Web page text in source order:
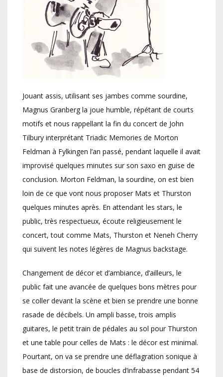
Jouant assis, utilisant ses jambes comme sourdine,
Magnus Granberg la joue humble, répétant de courts
motifs et nous rappellant la fin du concert de John
Tilbury interprétant Triadic Memories de Morton
Feldman à Fylkingen l’an passé, pendant laquelle il avait
improvisé quelques minutes sur son saxo en guise de
conclusion. Morton Feldman, la sourdine, on est bien
loin de ce que vont nous proposer Mats et Thurston
quelques minutes après. En attendant les stars, le
public, très respectueux, écoute religieusement le
concert, tout comme Mats, Thurston et Neneh Cherry
qui suivent les notes légères de Magnus backstage.
Changement de décor et d’ambiance, d’ailleurs, le
public fait une avancée de quelques bons mètres pour
se coller devant la scène et bien se prendre une bonne
rasade de décibels. Un ampli basse, trois amplis
guitares, le petit train de pédales au sol pour Thurston
et une table pour celles de Mats : le décor est minimal.
Pourtant, on va se prendre une déflagration sonique à
base de distorsion, de boucles d’infrabasse pendant 54